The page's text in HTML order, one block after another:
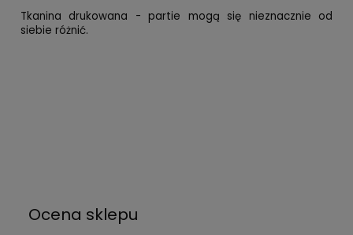
Tkanina drukowana - partie mogą się nieznacznie od
siebie różnić.
Ocena sklepu